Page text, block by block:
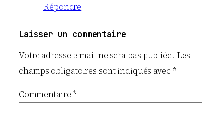
Répondre
Laisser un commentaire
Votre adresse e-mail ne sera pas publiée. Les
champs obligatoires sont indiqués avec*
Commentaire *